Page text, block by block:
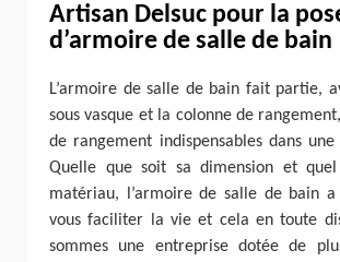
Artisan Delsuc pour la
d’armoire de salle de bain
L’armoire de salle de bain fait partie,
sous vasque et la colonne de
de rangement indispensables dans
Quelle que soit sa dimension et
matériau, l’armoire de salle de bain a
vous faciliter la vie et cela en toute
sommes une entreprise dotée de